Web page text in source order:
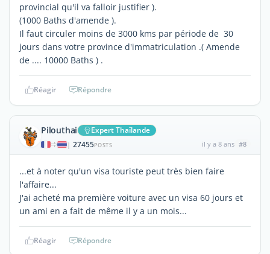
provincial qu'il va falloir justifier ).
(1000 Baths d'amende ).
Il faut circuler moins de 3000 kms par période de 30
jours dans votre province d'immatriculation .( Amende
de .... 10000 Baths ) .
Réagir Répondre
Pilouthai Expert Thaïlande
| 27455POSTS il y a 8 ans #8
...et à noter qu'un visa touriste peut très bien faire
l'affaire...
J'ai acheté ma première voiture avec un visa 60 jours et
un ami en a fait de même il y a un mois...
Réagir Répondre